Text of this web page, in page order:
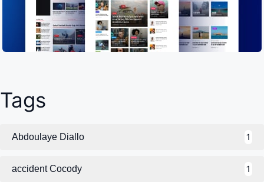
Tags
Abdoulaye Diallo 1
accident Cocody 1